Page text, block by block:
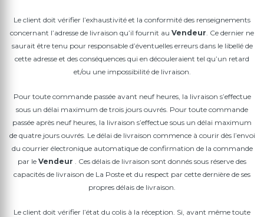
Le client doit vérifier l’exhaustivité et la conformité des renseignements
concernant l’adresse de livraison qu’il fournit au Vendeur. Ce dernier ne
saurait être tenu pour responsable d’éventuelles erreurs dans le libellé de
cette adresse et des conséquences qui en découleraient tel qu’un retard
et/ou une impossibilité de livraison.
Pour toute commande passée avant neuf heures, la livraison s’effectue
sous un délai maximum de trois jours ouvrés. Pour toute commande
passée après neuf heures, la livraison s’effectue sous un délai maximum
de quatre jours ouvrés. Le délai de livraison commence à courir dès l’envoi
du courrier électronique automatique de confirmation de la commande
par le Vendeur . Ces délais de livraison sont donnés sous réserve des
capacités de livraison de La Poste et du respect par cette dernière de ses
propres délais de livraison.
Le client doit vérifier l’état du colis à la réception. Si, avant même toute